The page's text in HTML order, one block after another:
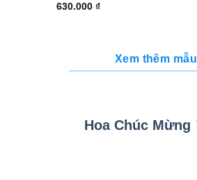
630.000 ₫
Xem thêm mẫu
Hoa Chúc Mừng